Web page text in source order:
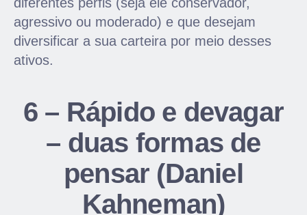
agressivo ou moderado) e que desejam
diversificar a sua carteira por meio desses
ativos.
6 – Rápido e devagar
– duas formas de
pensar (Daniel
Kahneman)